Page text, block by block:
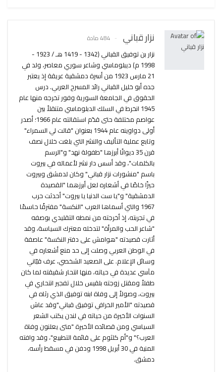
نزار قباني 484 مادة
نزار بن توفيق القباني (1342 - 1419 هـ / 1923 -
1998 م) ديبلوماسي وشاعر سوري معاصر، ولد في
21 مارس 1923 من أسرة دمشقية عريقة إذ يعتبر
جده أبو خليل القباني رائد المسرح العربي. درس
الحقوق في الجامعة السورية وفور تخرجه منها عام
1945 انخرط في السلك الدبلوماسي متنقلاً بين
عواصم مختلفة حتى قدّم استقالته عام 1966؛ أصدر
أولى دواوينه عام 1944 بعنوان "قالت لي السمراء"
وتابع عملية التأليف والنشر التي بلغت خلال نصف
قرن 35 ديوانًا أبرزها "طفولة نهد" و"الرسم
بالكلمات"، وقد أسس دار نشر لأعماله في بيروت
باسم "منشورات نزار قباني" وكان لدمشق وبيروت
حيزًا خاصًا في أشعاره لعل أبرزهما "القصيدة
الدمشقية" و"يا ست الدنيا يا بيروت" أحدثت حرب
1967 والتي أسماها العرب "النكسة" مفترقًا حاسمًا
في تجربته، إذ أخرجته من نمطه التقليدي بوصفه
"شاعر الحب والمرأة" لتدخله معترك السياسة، وقد
أثارت قصيدته "هوامش على دفتر النكسة" عاصفة
في الوطن العربي وصلت إلى حد منع أشعاره في
وسائل الإعلام. على الصعيد الشخصي، عرف قبّاني
مآسي عديدة في حياته، منها انتحار شقيقته لما كان
طفلاً ومقتل زوجته بلقيس خلال تفجير انتحاري في
بيروت، وصولاً إلى وفاة ابنه توفيق الذي رثاه في
قصيدته "الأمير الخرافي توفيق قباني"وقد عاش
السنوات الأخيرة من حياته في لندن يكتب الشعر
السياسي ومن قصائده الأخيرة "متى يعلنون وفاة
العرب؟" و"أم كلثوم على قائمة التطبيع"، وقد وافته
المنية في 30 أبريل 1998 ودفن في مسقط رأسه،
دمشق.